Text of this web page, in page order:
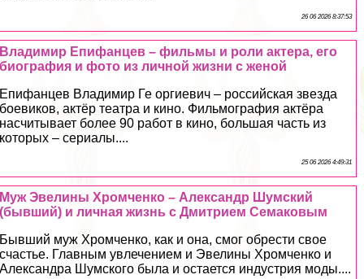
26 06 2026 8:37:53
Владимир Епифанцев – фильмы и роли актера, его
биография и фото из личной жизни с женой
Епифанцев Владимир Ге opгиевич – российская звезда
боевиков, актёр театра и кино. Фильмография актёра
насчитывает более 90 работ в кино, большая часть из
которых – сериалы....
25 06 2026 4:49:31
Муж Эвелины Хромченко – Александр Шумский
(бывший) и личная жизнь с Дмитрием Семаковым
Бывший муж Хромченко, как и она, смог обрести свое
счастье. Главным увлечением и Эвелины Хромченко и
Александра Шумского была и остается индустрия моды....